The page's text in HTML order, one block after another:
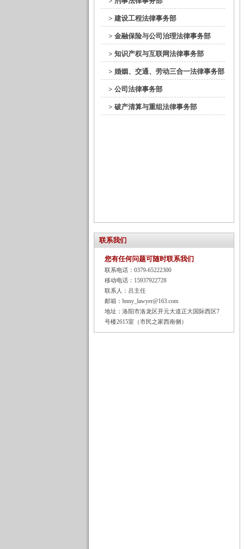
> 建设工程法律事务部
> 金融保险与公司治理法律事务部
> 知识产权与互联网法律事务部
> 婚姻、交通、劳动三合一法律事务部
> 公司法律事务部
> 破产清算与重组法律事务部
联系我们
您有任何问题可随时联系我们
联系电话：0379-65222300
移动电话：15937922728
联系人：吕主任
邮箱：hnny_lawyer@163.com
地址：洛阳市洛龙区开元大道正大国际西区7
号楼2615室（市民之家西南侧）